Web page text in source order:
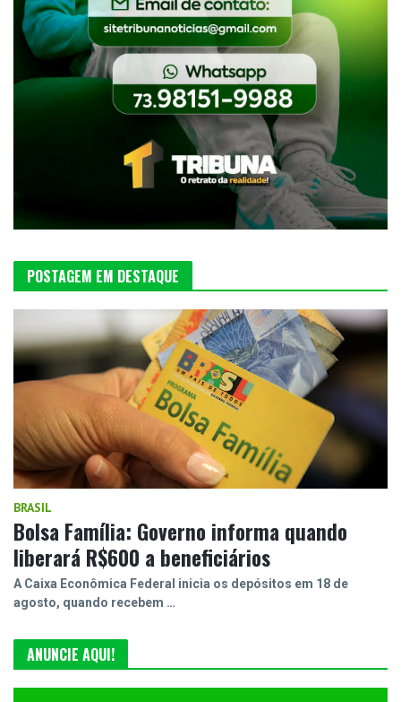
POSTAGEM EM DESTAQUE
BRASIL
Bolsa Família: Governo informa quando
liberará R$600 a beneficiários
A Caixa Econômica Federal inicia os depósitos em 18 de
agosto, quando recebem …
ANUNCIE AQUI!